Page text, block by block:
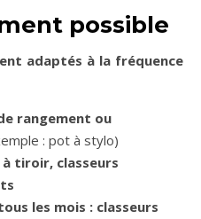
possible
adaptés à la fréquence
rangement ou
: pot à stylo)
à tiroir, classeurs
les mois : classeurs